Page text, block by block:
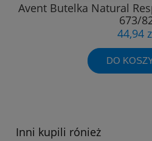
Avent Butelka Natural
673/
44,94
DO
Inni kupili rónież